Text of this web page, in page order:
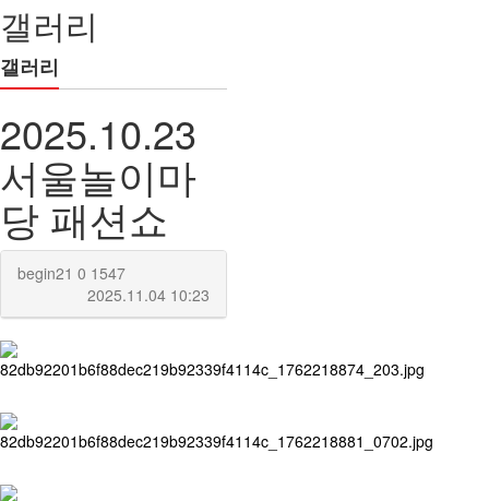
갤러리
갤러리
2025.10.23
서울놀이마
당 패션쇼
begin21 0 1547
2025.11.04 10:23